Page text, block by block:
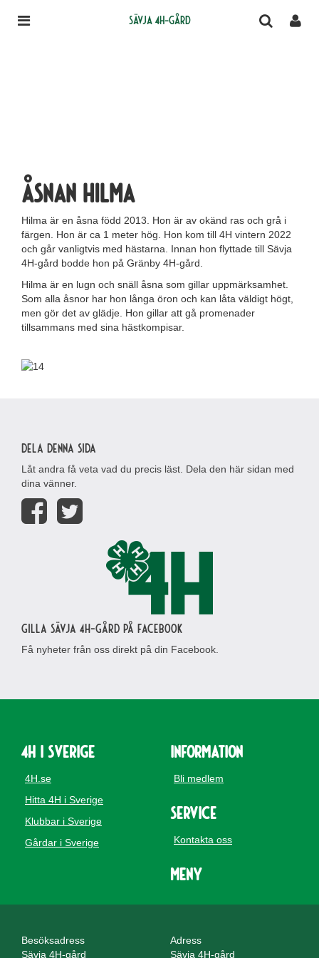
Sävja 4H-gård
Åsnan Hilma
Hilma är en åsna född 2013. Hon är av okänd ras och grå i
färgen. Hon är ca 1 meter hög. Hon kom till 4H vintern 2022
och går vanligtvis med hästarna. Innan hon flyttade till Sävja
4H-gård bodde hon på Gränby 4H-gård.
Hilma är en lugn och snäll åsna som gillar uppmärksamhet.
Som alla åsnor har hon långa öron och kan låta väldigt högt,
men gör det av glädje. Hon gillar att gå promenader
tillsammans med sina hästkompisar.
Dela denna sida
Låt andra få veta vad du precis läst. Dela den här sidan med
dina vänner.
Gilla Sävja 4H-gård på Facebook
Få nyheter från oss direkt på din Facebook.
4H i Sverige
4H.se
Hitta 4H i Sverige
Klubbar i Sverige
Gårdar i Sverige
Information
Bli medlem
Service
Kontakta oss
Meny
Besöksadress
Sävja 4H-gård
Adress
Sävja 4H-gård